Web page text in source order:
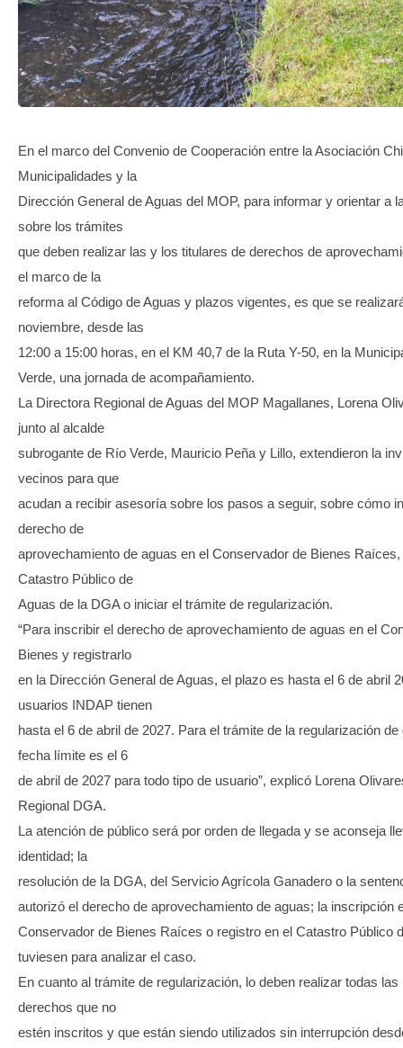
En el marco del Convenio de Cooperación entre la Asociación
Municipalidades y la
Dirección General de Aguas del MOP, para informar y orientar a
sobre los trámites
que deben realizar las y los titulares de derechos de
el marco de la
reforma al Código de Aguas y plazos vigentes, es que se
noviembre, desde las
12:00 a 15:00 horas, en el KM 40,7 de la Ruta Y-50, en la
Verde, una jornada de acompañamiento.
La Directora Regional de Aguas del MOP Magallanes, Lorena
junto al alcalde
subrogante de Río Verde, Mauricio Peña y Lillo, extendieron la
vecinos para que
acudan a recibir asesoría sobre los pasos a seguir, sobre cómo
derecho de
aprovechamiento de aguas en el Conservador de Bienes
Catastro Público de
Aguas de la DGA o iniciar el trámite de regularización.
“Para inscribir el derecho de aprovechamiento de aguas en el
Bienes y registrarlo
en la Dirección General de Aguas, el plazo es hasta el 6 de abril
usuarios INDAP tienen
hasta el 6 de abril de 2027. Para el trámite de la regularización
fecha límite es el 6
de abril de 2027 para todo tipo de usuario”, explicó Lorena
Regional DGA.
La atención de público será por orden de llegada y se aconseja
identidad; la
resolución de la DGA, del Servicio Agrícola Ganadero o la
autorizó el derecho de aprovechamiento de aguas; la inscripción
Conservador de Bienes Raíces o registro en el Catastro Público
tuviesen para analizar el caso.
En cuanto al trámite de regularización, lo deben realizar todas
derechos que no
estén inscritos y que están siendo utilizados sin interrupción